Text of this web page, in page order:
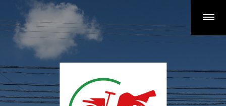
千葉オートが選ばれる理由
新車（アゲバン含む）
新車ご検討のお客様へ
アゲバン”GUARDIAN”